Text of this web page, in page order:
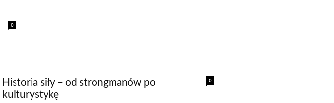
0
0
Historia siły – od strongmanów po
kulturystykę